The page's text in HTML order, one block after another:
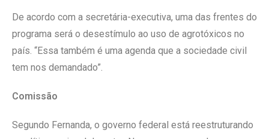
De acordo com a secretária-executiva, uma das frentes do
programa será o desestímulo ao uso de agrotóxicos no
país. “Essa também é uma agenda que a sociedade civil
tem nos demandado”.
Comissão
Segundo Fernanda, o governo federal está reestruturando